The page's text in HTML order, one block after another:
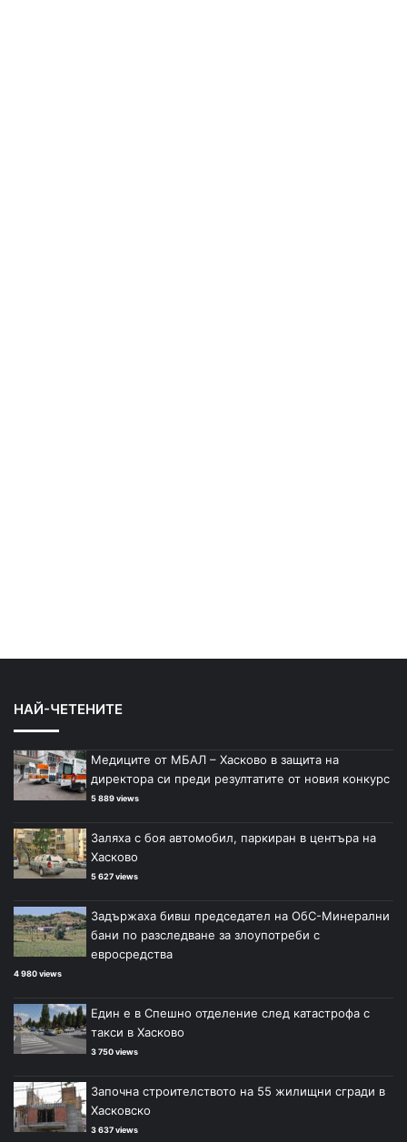
НАЙ-ЧЕТЕНИТЕ
Медиците от МБАЛ – Хасково в защита на
директора си преди резултатите от новия конкурс
5 889 views
Заляха с боя автомобил, паркиран в центъра на
Хасково
5 627 views
Задържаха бивш председател на ОбС-Минерални
бани по разследване за злоупотреби с
евросредства
4 980 views
Един е в Спешно отделение след катастрофа с
такси в Хасково
3 750 views
Започна строителството на 55 жилищни сгради в
Хасковско
3 637 views